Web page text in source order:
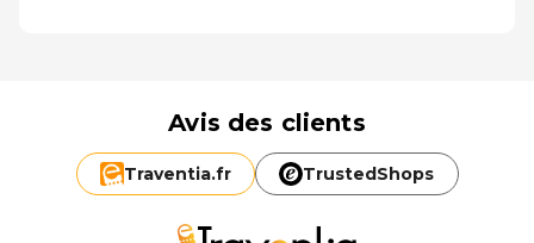
Avis des clients
Traventia.fr TrustedShops